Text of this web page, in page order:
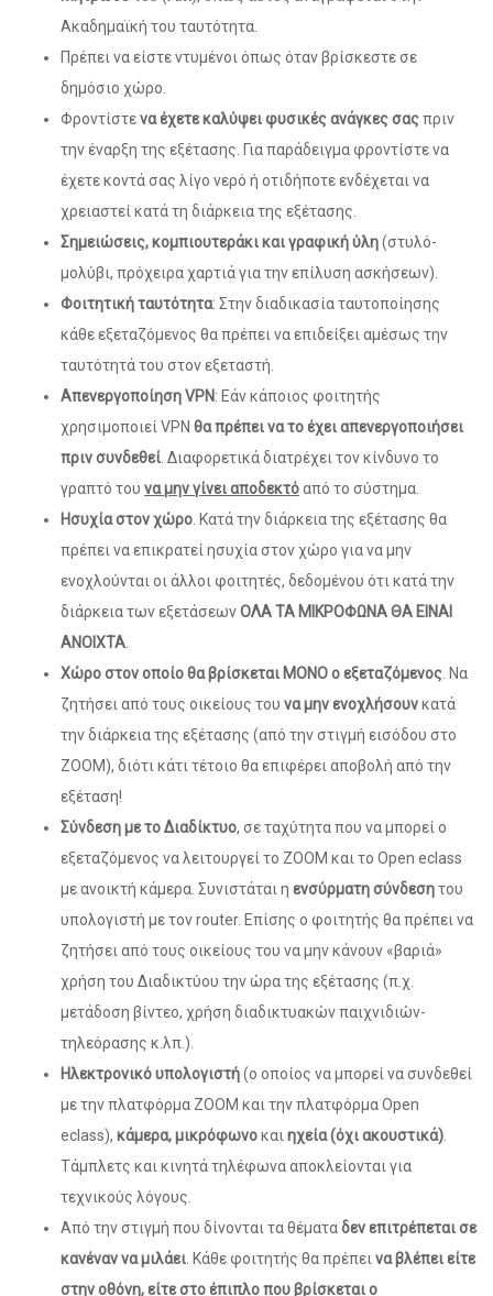
Ακαδημαϊκή του ταυτότητα.
Πρέπει να είστε ντυμένοι όπως όταν βρίσκεστε σε
δημόσιο χώρο.
Φροντίστενα έχετε καλύψει φυσικές ανάγκες σαςπριν
την έναρξη της εξέτασης. Για παράδειγμα φροντίστε να
έχετε κοντά σας λίγο νερό ή οτιδήποτε ενδέχεται να
χρειαστεί κατά τη διάρκεια της εξέτασης.
Σημειώσεις, κομπιουτεράκι και γραφική ύλη(στυλό-
μολύβι, πρόχειρα χαρτιά για την επίλυση ασκήσεων).
Φοιτητική ταυτότητα: Στην διαδικασία ταυτοποίησης
κάθε εξεταζόμενος θα πρέπει να επιδείξει αμέσως την
ταυτότητά του στον εξεταστή.
Απενεργοποίηση VPN: Εάν κάποιος φοιτητής
χρησιμοποιεί VPN θα πρέπει να το έχει απενεργοποιήσει
πριν συνδεθεί . Διαφορετικά διατρέχει τον κίνδυνο το
γραπτό του να μην γίνει αποδεκτόαπό το σύστημα.
Ησυχία στον χώρο . Κατά την διάρκεια της εξέτασης θα
πρέπει να επικρατεί ησυχία στον χώρο για να μην
ενοχλούνται οι άλλοι φοιτητές, δεδομένου ότι κατά την
διάρκεια των εξετάσεωνΟΛΑ ΤΑ ΜΙΚΡΟΦΩΝΑ ΘΑ ΕΙΝΑΙ
ΑΝΟΙΧΤΑ
Χώρο στον οποίο θα βρίσκεται MONO ο εξεταζόμενος . Να
ζητήσει από τους οικείους του να μην ενοχλήσουνκατά
την διάρκεια της εξέτασης (από την στιγμή εισόδου στο
ΖΟΟΜ), διότι κάτι τέτοιο θα επιφέρει αποβολή από την
εξέταση!
Σύνδεση με το Διαδίκτυο, σε ταχύτητα που να μπορεί ο
εξεταζόμενος να λειτουργεί το ΖΟΟΜ και το Open eclass
με ανοικτή κάμερα. Συνιστάται η ενσύρματη σύνδεσητου
υπολογιστή με τον router. Επίσης ο φοιτητής θα πρέπει να
ζητήσει από τους οικείους του να μην κάνουν «βαριά»
χρήση του Διαδικτύου την ώρα της εξέτασης (π.χ.
μετάδοση βίντεο, χρήση διαδικτυακών παιχνιδιών-
τηλεόρασης κ.λπ.).
Ηλεκτρονικό υπολογιστή(ο οποίος να μπορεί να συνδεθεί
με την πλατφόρμα ΖΟΟΜ και την πλατφόρμα Open
eclass), κάμερα, μικρόφωνοκαι ηχεία (όχι ακουστικά)
Τάμπλετς και κινητά τηλέφωνα αποκλείονται για
τεχνικούς λόγους.
Από την στιγμή που δίνονται τα θέματαδεν επιτρέπεται σε
κανέναν να μιλάει . Κάθε φοιτητής θα πρέπει να βλέπει είτε
στην οθόνη, είτε στο έπιπλο που βρίσκεται ο